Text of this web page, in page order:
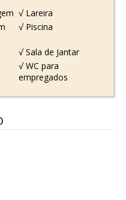
√ Lareira
√ Piscina
√ Sala de Jantar
√ WC para
empregados